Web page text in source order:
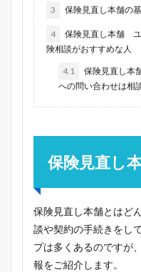
3 保険見直し本舗の
4
保険見直し本舗 ユ
険相談がおすすめな人
4.1
保険見直し本
への問い合わせは相
保険見直し
保険見直し本舗とはど
談や契約の手続きをし
プは多くあるのですが
報をご紹介します。